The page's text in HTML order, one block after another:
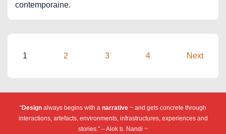
contemporaine.
Posts
1 2 3 4 Next
“Design always begins with a narrative ~ and gets concrete through
interactions, artefacts, environments, infrastructures, experiences and
stories.” – Alok b. Nandi ~